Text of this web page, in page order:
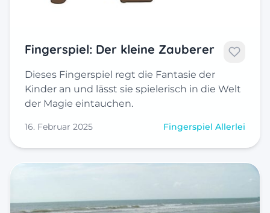
Fingerspiel: Der kleine Zauberer
Dieses Fingerspiel regt die Fantasie der
Kinder an und lässt sie spielerisch in die Welt
der Magie eintauchen.
16. Februar 2025 Fingerspiel Allerlei